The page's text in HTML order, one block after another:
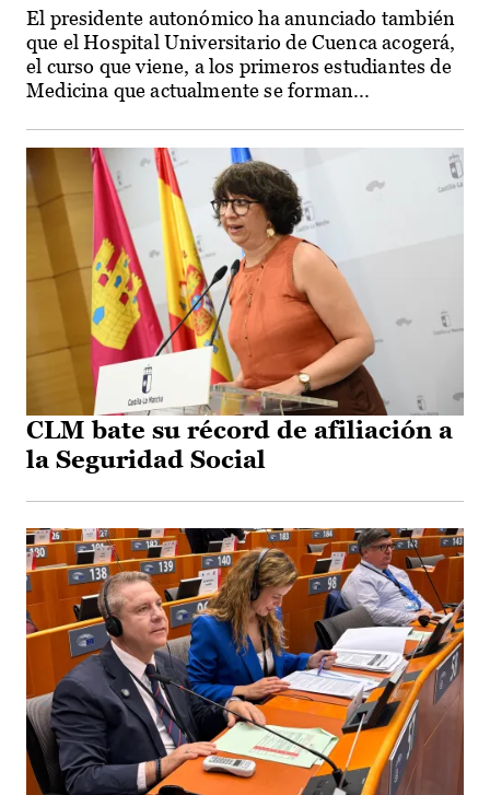
El presidente autonómico ha anunciado también
que el Hospital Universitario de Cuenca acogerá,
el curso que viene, a los primeros estudiantes de
Medicina que actualmente se forman...
CLM bate su récord de afiliación a
la Seguridad Social